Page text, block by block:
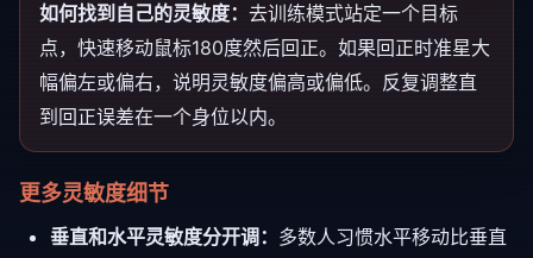
如何找到自己的灵敏度： 去训练模式站定一个目标
点，快速移动鼠标180度然后回正。如果回正时准星大
幅偏左或偏右，说明灵敏度偏高或偏低。反复调整直
到回正误差在一个身位以内。
更多灵敏度细节
垂直和水平灵敏度分开调： 多数人习惯水平移动比垂直